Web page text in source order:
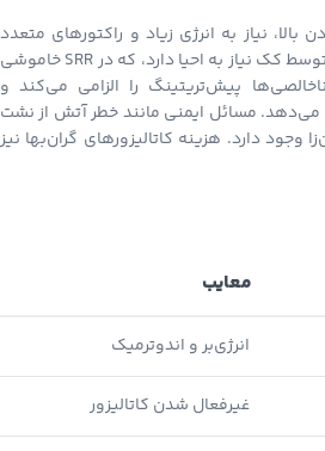
نیاز به انرژی زیاد و راکتورهای متعدد
است. غیرفعال شدن کاتالیزور توسط کک نیاز به احیا دارد، که در SRR خاموشی
پیش‌تریتینگ را الزامی می‌کند و
می‌دهد. مسائل ایمنی مانند خطر آتش از نشت
وجود دارد. هزینه کاتالیزورهای گران‌بها نیز
معایب
انرژی‌بر و اندوترمیک
غیرفعال شدن کاتالیزور